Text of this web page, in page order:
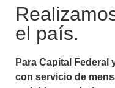
el país.
Para Capital
con servicio de